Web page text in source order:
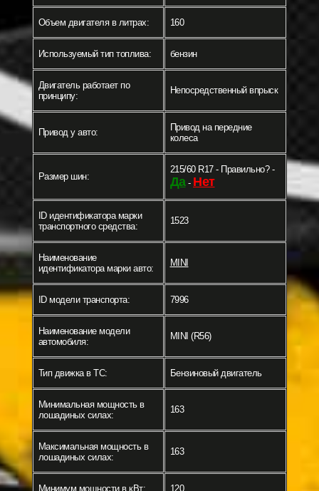
Объем двигателя в литрах: 160
Используемый тип топлива: бензин
Двигатель работает по
принципу:
Непосредственный впрыск
Привод у авто:
Привод на передние
колеса
Размер шин:
215/60 R17 - Правильно? -
Да- Нет
ID идентификатора марки
транспортного средства:
1523
Наименование
идентификатора марки авто:
MINI
ID модели транспорта: 7996
Наименование модели
автомобиля:
MINI (R56)
Тип движка в ТС: Бензиновый двигатель
Минимальная мощность в
лошадиных силах:
163
Максимальная мощность в
лошадиных силах:
163
Минимум мощности в кВт: 120